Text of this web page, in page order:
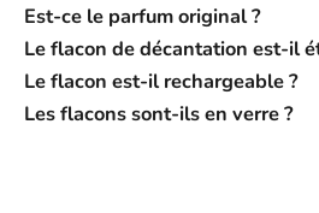
Est-ce le parfum original ?
Le flacon de décantation est-il
Le flacon est-il rechargeable ?
Les flacons sont-ils en verre ?